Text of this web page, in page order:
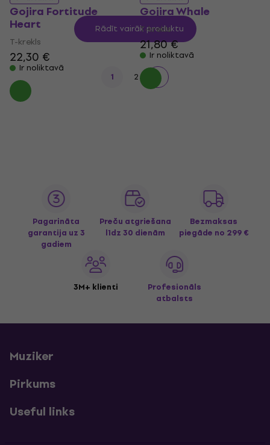
Gojira Fortitude
Heart
T-krekls
22,30 €
Ir noliktavā
Gojira Whale
T-krekls
21,80 €
Ir noliktavā
Rādīt vairāk produktu
1 2
Pagarināta
garantija uz 3
gadiem
Preču atgriešana
līdz 30 dienām
Bezmaksas
piegāde no 299 €
3M+ klienti
Profesionāls
atbalsts
Muziker
Pirkums
Useful links